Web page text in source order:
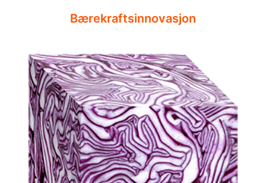
Bærekraftsinnovasjon